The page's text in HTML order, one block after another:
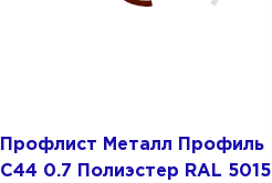
Профлист Металл Профиль
C44 0.7 Полиэстер RAL 5015